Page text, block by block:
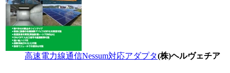
高速電力線通信Nessum対応アダプタ(株)ヘルヴェチア